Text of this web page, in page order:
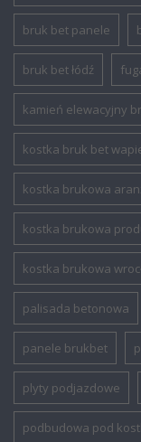
bruk bet panele
bruk bet łódź
kamień elewacyjny
kostka bruk bet
kostka brukowa
kostka brukowa
kostka brukowa
palisada betonowa
panele brukbet
plyty podjazdowe
podbudowa pod